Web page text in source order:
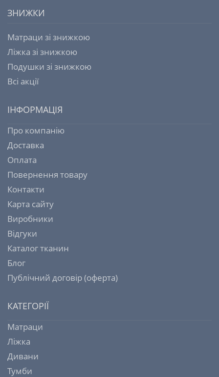
ЗНИЖКИ
Матраци зі знижкою
Ліжка зі знижкою
Подушки зі знижкою
Всі акції
ІНФОРМАЦІЯ
Про компанію
Доставка
Оплата
Повернення товару
Контакти
Карта сайту
Виробники
Відгуки
Каталог тканин
Блог
Публічний договір (оферта)
КАТЕГОРІЇ
Матраци
Ліжка
Дивани
Тумби